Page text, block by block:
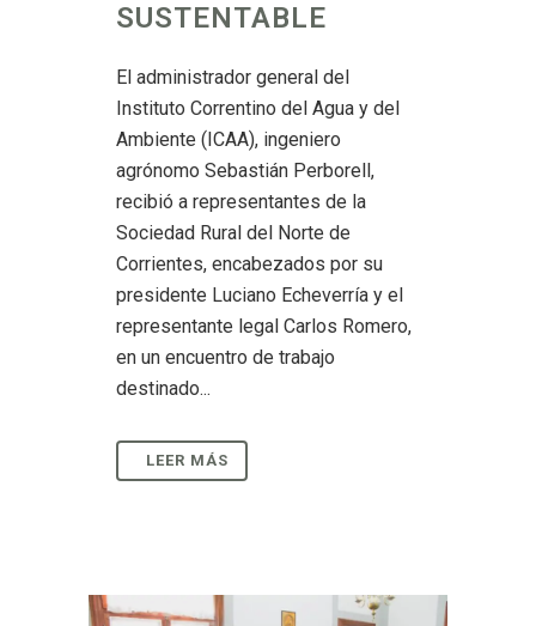
SUSTENTABLE
El administrador general del
Instituto Correntino del Agua y del
Ambiente (ICAA), ingeniero
agrónomo Sebastián Perborell,
recibió a representantes de la
Sociedad Rural del Norte de
Corrientes, encabezados por su
presidente Luciano Echeverría y el
representante legal Carlos Romero,
en un encuentro de trabajo
destinado...